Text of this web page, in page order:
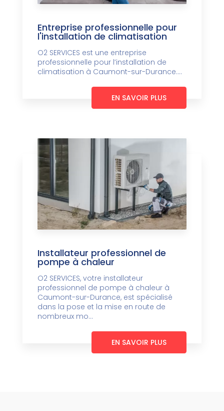
Entreprise professionnelle pour
l'installation de climatisation
O2 SERVICES est une entreprise
professionnelle pour l’installation de
climatisation à Caumont-sur-Durance....
EN SAVOIR PLUS
Installateur professionnel de
pompe à chaleur
O2 SERVICES, votre installateur
professionnel de pompe à chaleur à
Caumont-sur-Durance, est spécialisé
dans la pose et la mise en route de
nombreux mo...
EN SAVOIR PLUS